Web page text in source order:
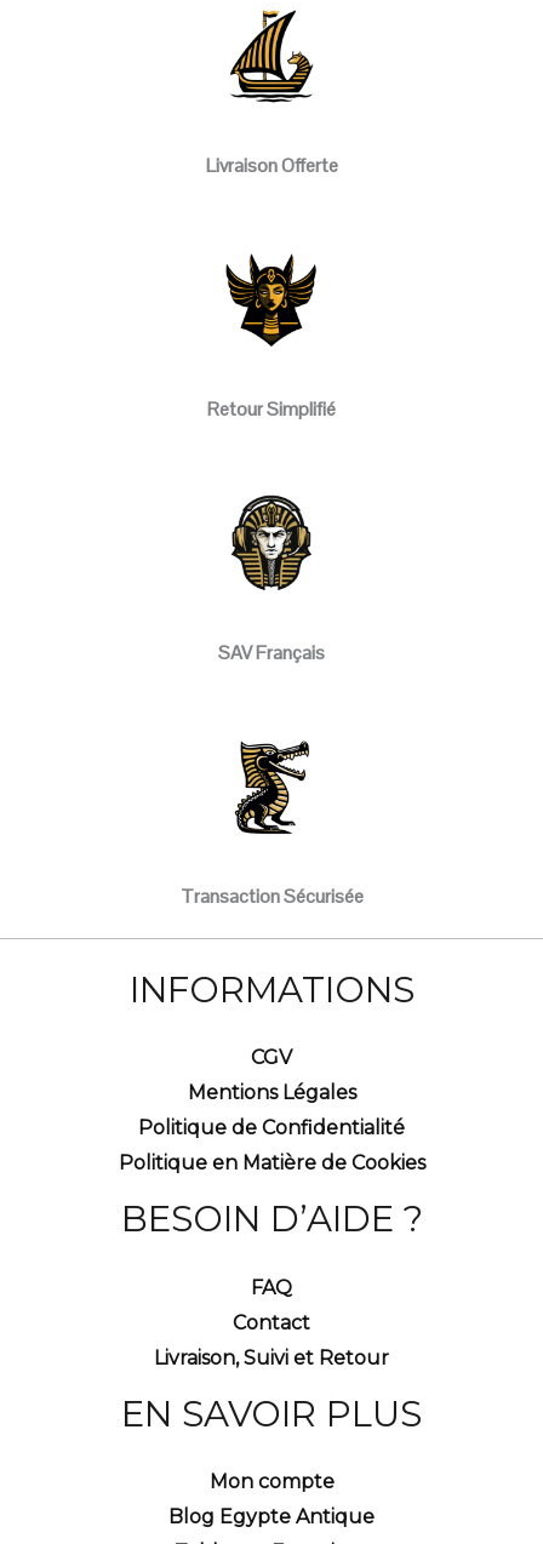
Livraison Offerte
Retour Simplifié
SAV Français
Transaction Sécurisée
INFORMATIONS
CGV
Mentions Légales
Politique de Confidentialité
Politique en Matière de Cookies
BESOIN D’AIDE ?
FAQ
Contact
Livraison, Suivi et Retour
EN SAVOIR PLUS
Mon compte
Blog Egypte Antique